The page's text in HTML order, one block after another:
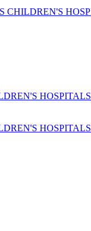
CHILDREN'S
HOSPITALS
HOSPITALS